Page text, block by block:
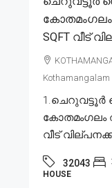
കോതമംഗലം
SQFT വീട്
Kothamangalam
1.ചെറുവട്ടൂർ
കോതമംഗലം
വീട്
32043
HOUSE